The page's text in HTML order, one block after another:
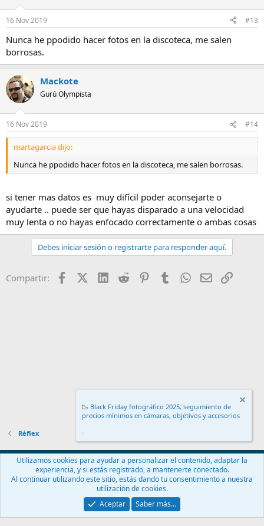
16 Nov 2019 #13
Nunca he ppodido hacer fotos en la discoteca, me salen
borrosas.
Mackote
Gurú Olympista
16 Nov 2019 #14
martagarcia dijo:
Nunca he ppodido hacer fotos en la discoteca, me salen borrosas.
si tener mas datos es muy difícil poder aconsejarte o
ayudarte .. puede ser que hayas disparado a una velocidad
muy lenta o no hayas enfocado correctamente o ambas cosas
Debes iniciar sesión o registrarte para responder aquí.
Compartir: FacebookX (Twitter)
LinkedIn
Reddit PinterestTumblr WhatsApp
EmailEnlace
Réflex
Español (ES)
Contáctanos
Términos y reglas Política de privacidad
Ayuda
Community platform by XenForo® © 2010-2024 XenForo Ltd.
📉 Black Friday fotográfico 2025, seguimiento de
precios mínimos en cámaras, objetivos y accesorios
.
Utilizamos cookies para ayudar a personalizar el contenido, adaptar la
experiencia, y si estás registrado, a mantenerte conectado.
Al continuar utilizando este sitio, estás dando tu consentimiento a nuestra
utilización de cookies.
Aceptar
Saber más…